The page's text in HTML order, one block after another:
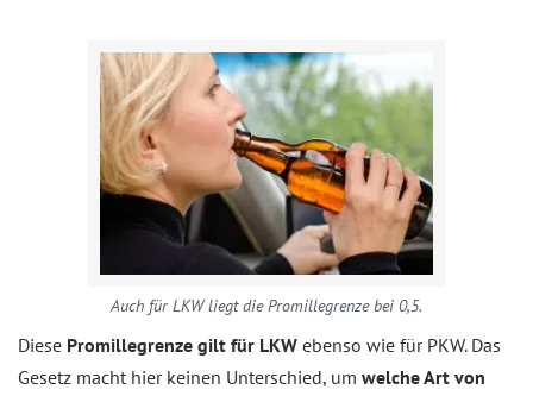
Auch für LKW liegt die Promillegrenze bei 0,5.
Diese Promillegrenze gilt für LKW ebenso wie für PKW. Das
Gesetz macht hier keinen Unterschied, um welche Art von